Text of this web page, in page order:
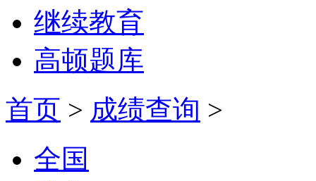
继续教育
高顿题库
首页 > 成绩查询 >
全国